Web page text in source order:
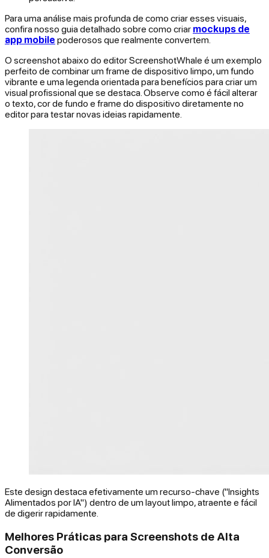
Para uma análise mais profunda de como criar esses visuais,
confira nosso guia detalhado sobre como criar mockups de
app mobile poderosos que realmente convertem.
O screenshot abaixo do editor ScreenshotWhale é um exemplo
perfeito de combinar um frame de dispositivo limpo, um fundo
vibrante e uma legenda orientada para benefícios para criar um
visual profissional que se destaca. Observe como é fácil alterar
o texto, cor de fundo e frame do dispositivo diretamente no
editor para testar novas ideias rapidamente.
Este design destaca efetivamente um recurso-chave ("Insights
Alimentados por IA") dentro de um layout limpo, atraente e fácil
de digerir rapidamente.
Melhores Práticas para Screenshots de Alta
Conversão